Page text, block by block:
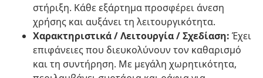
στήριξη. Κάθε εξάρτημα προσφέρει άνεση
χρήσης και αυξάνει τη λειτουργικότητα.
Χαρακτηριστικά / Λειτουργία / Σχεδίαση: Έχει
επιφάνειες που διευκολύνουν τον καθαρισμό
και τη συντήρηση. Με μεγάλη χωρητικότητα,